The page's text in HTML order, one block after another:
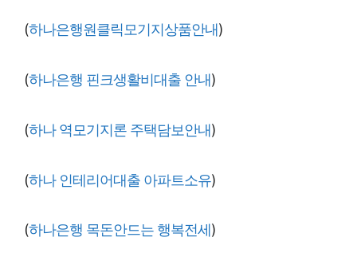
(하나은행원클릭모기지상품안내)
(하나은행 핀크생활비대출 안내)
(하나 역모기지론 주택담보안내)
(하나 인테리어대출 아파트소유)
(하나은행 목돈안드는 행복전세)